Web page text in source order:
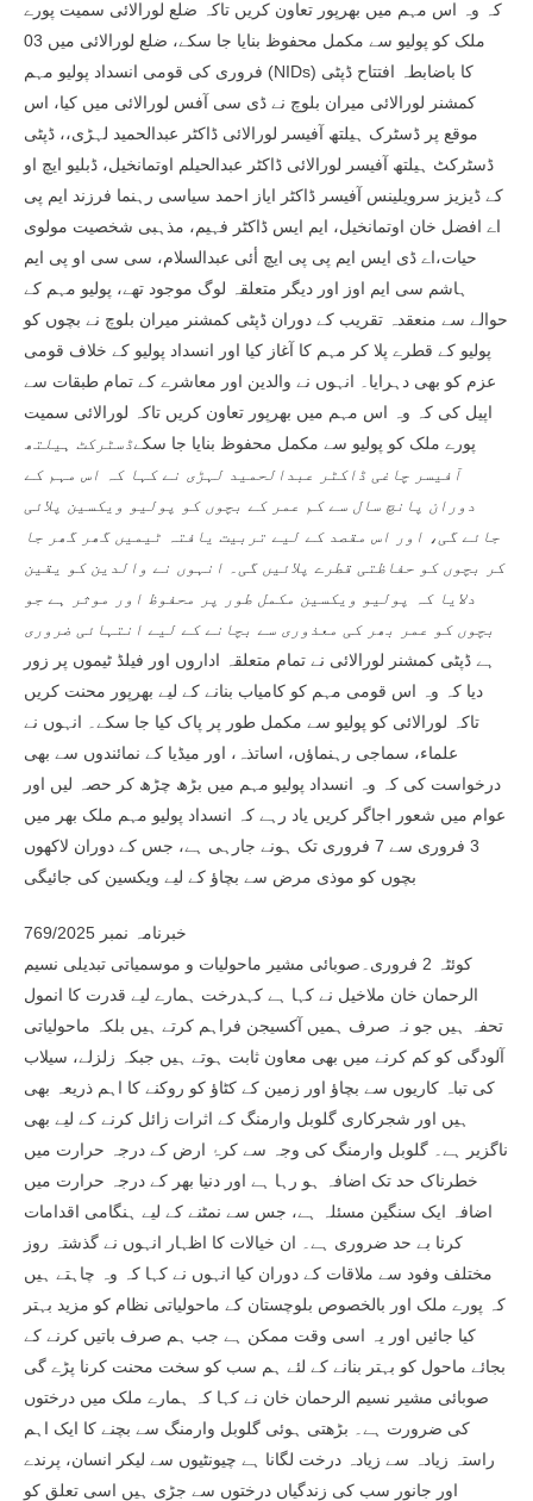
کہ وہ اس مہم میں بھرپور تعاون کریں تاکہ ضلع لورالائی سمیت پورے
ملک کو پولیو سے مکمل محفوظ بنایا جا سکے، ضلع لورالائی میں 03
فروری کی قومی انسداد پولیو مہم (NIDs) کا باضابطہ افتتاح ڈپٹی
کمشنر لورالائی میران بلوچ نے ڈی سی آفس لورالائی میں کیا، اس
موقع پر ڈسٹرک ہیلتھ آفیسر لورالائی ڈاکٹر عبدالحمید لہڑی،، ڈپٹی
ڈسٹرکٹ ہیلتھ آفیسر لورالائی ڈاکٹر عبدالحیلم اوتمانخیل، ڈبلیو ایچ او
کے ڈیزیز سرویلینس آفیسر ڈاکٹر ایاز احمد سیاسی رہنما فرزند ایم پی
اے افضل خان اوتمانخیل، ایم ایس ڈاکٹر فہیم، مذہبی شخصیت مولوی
حیات،اے ڈی ایس ایم پی پی ایچ أئی عبدالسلام، سی سی او پی ایم
ہاشم سی ایم اوز اور دیگر متعلقہ لوگ موجود تھے، پولیو مہم کے
حوالے سے منعقدہ تقریب کے دوران ڈپٹی کمشنر میران بلوچ نے بچوں کو
پولیو کے قطرے پلا کر مہم کا آغاز کیا اور انسداد پولیو کے خلاف قومی
عزم کو بھی دہرایا۔ انہوں نے والدین اور معاشرے کے تمام طبقات سے
اپیل کی کہ وہ اس مہم میں بھرپور تعاون کریں تاکہ لورالائی سمیت
پورے ملک کو پولیو سے مکمل محفوظ بنایا جا سکےڈسٹرکٹ ہیلتھ
آفیسر چاغی ڈاکٹر عبدالحمید لہڑی نے کہا کہ اس مہم کے
دوران پانچ سال سے کم عمر کے بچوں کو پولیو ویکسین پلائی
جائے گی، اور اس مقصد کے لیے تربیت یافتہ ٹیمیں گھر گھر جا
کر بچوں کو حفاظتی قطرے پلائیں گی۔ انہوں نے والدین کو یقین
دلایا کہ پولیو ویکسین مکمل طور پر محفوظ اور موثر ہے جو
بچوں کو عمر بھر کی معذوری سے بچانے کے لیے انتہائی ضروری
ہے ڈپٹی کمشنر لورالائی نے تمام متعلقہ اداروں اور فیلڈ ٹیموں پر زور
دیا کہ وہ اس قومی مہم کو کامیاب بنانے کے لیے بھرپور محنت کریں
تاکہ لورالائی کو پولیو سے مکمل طور پر پاک کیا جا سکے۔ انہوں نے
علماء، سماجی رہنماؤں، اساتذہ، اور میڈیا کے نمائندوں سے بھی
درخواست کی کہ وہ انسداد پولیو مہم میں بڑھ چڑھ کر حصہ لیں اور
عوام میں شعور اجاگر کریں یاد رہے کہ انسداد پولیو مہم ملک بھر میں
3 فروری سے 7 فروری تک ہونے جارہی ہے، جس کے دوران لاکھوں
بچوں کو موذی مرض سے بچاؤ کے لیے ویکسین کی جائیگی
خبرنامہ نمبر 769/2025
کوئٹہ 2 فروری۔صوبائی مشیر ماحولیات و موسمیاتی تبدیلی نسیم
الرحمان خان ملاخیل نے کہا ہے کہدرخت ہمارے لیے قدرت کا انمول
تحفہ ہیں جو نہ صرف ہمیں آکسیجن فراہم کرتے ہیں بلکہ ماحولیاتی
آلودگی کو کم کرنے میں بھی معاون ثابت ہوتے ہیں جبکہ زلزلے، سیلاب
کی تباہ کاریوں سے بچاؤ اور زمین کے کٹاؤ کو روکنے کا اہم ذریعہ بھی
ہیں اور شجرکاری گلوبل وارمنگ کے اثرات زائل کرنے کے لیے بھی
ناگزیر ہے۔ گلوبل وارمنگ کی وجہ سے کرۂ ارض کے درجہ حرارت میں
خطرناک حد تک اضافہ ہو رہا ہے اور دنیا بھر کے درجہ حرارت میں
اضافہ ایک سنگین مسئلہ ہے، جس سے نمٹنے کے لیے ہنگامی اقدامات
کرنا بے حد ضروری ہے۔ ان خیالات کا اظہار انہوں نے گذشتہ روز
مختلف وفود سے ملاقات کے دوران کیا انہوں نے کہا کہ وہ چاہتے ہیں
کہ پورے ملک اور بالخصوص بلوچستان کے ماحولیاتی نظام کو مزید بہتر
کیا جائیں اور یہ اسی وقت ممکن ہے جب ہم صرف باتیں کرنے کے
بجائے ماحول کو بہتر بنانے کے لئے ہم سب کو سخت محنت کرنا پڑے گی
صوبائی مشیر نسیم الرحمان خان نے کہا کہ ہمارے ملک میں درختوں
کی ضرورت ہے۔ بڑھتی ہوئی گلوبل وارمنگ سے بچنے کا ایک اہم
راستہ زیادہ سے زیادہ درخت لگانا ہے چیونٹیوں سے لیکر انسان، پرندے
اور جانور سب کی زندگیاں درختوں سے جڑی ہیں اسی تعلق کو